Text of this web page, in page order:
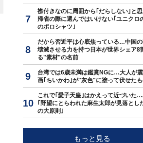
襟付きなのに周囲から｢だらしない｣と
帰省の際に選んではいけない｢ユニクロ
のポロシャツ｣
だから習近平は心底焦っている…中国の
壊滅させる力を持つ日本が世界シェア8
る"素材"の名前
台湾では6歳未満は鑑賞NGに…大人が
画｢ちいかわ｣が"灰色"に塗って伏せた
これで｢愛子天皇｣はかえって近づいた
｢野望にとらわれた麻生太郎が見落とし
の大原則｣
もっと見る